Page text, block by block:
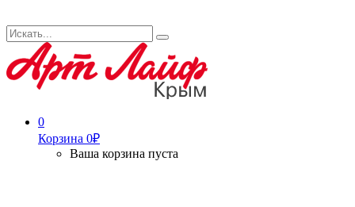
Search
0
Корзина 0₽
Ваша корзина пуста